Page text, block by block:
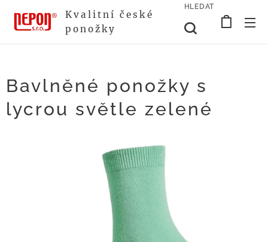
Kvalitní české
ponožky
HLEDAT
Bavlněné ponožky s
lycrou světle zelené